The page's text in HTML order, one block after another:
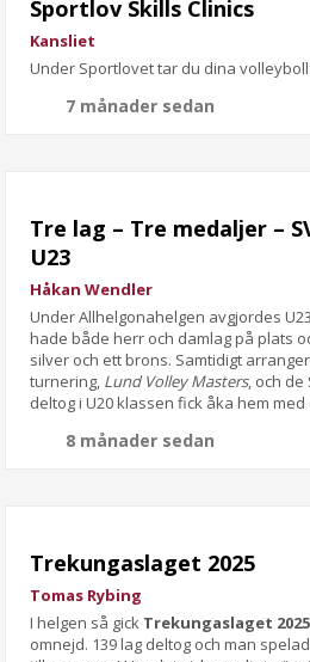
Sportlov Skills Clinics
Kansliet
Under Sportlovet tar du dina
7 månader sedan
Tre lag – Tre medaljer –
U23
Håkan Wendler
Under Allhelgonahelgen avgjordes
hade både herr och damlag på plats
silver och ett brons. Samtidigt
turnering, Lund Volley Masters, och
deltog i U20 klassen fick åka hem med
8 månader sedan
Trekungaslaget 2025
Tomas Rybing
I helgen så gick Trekungaslaget 2025
omnejd. 139 lag deltog och man